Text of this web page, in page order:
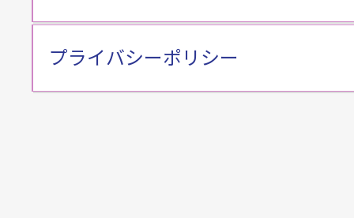
プライバシーポリシー